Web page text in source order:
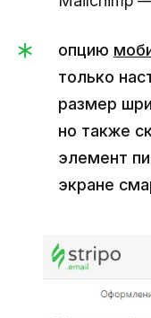
опцию
только
размер
но также
элемент
экране